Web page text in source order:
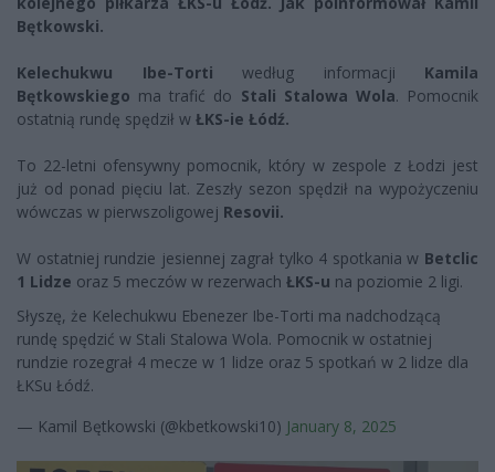
Bętkowski.
Kelechukwu Ibe-Torti według informacji Kamila
Bętkowskiego ma trafić do Stali Stalowa Wola. Pomocnik
ostatnią rundę spędził w ŁKS-ie Łódź.
To 22-letni ofensywny pomocnik, który w zespole z Łodzi jest
już od ponad pięciu lat. Zeszły sezon spędził na wypożyczeniu
wówczas w pierwszoligowej Resovii.
W ostatniej rundzie jesiennej zagrał tylko 4 spotkania w Betclic
1 Lidze oraz 5 meczów w rezerwach ŁKS-u na poziomie 2 ligi.
Słyszę, że Kelechukwu Ebenezer Ibe-Torti ma nadchodzącą
rundę spędzić w Stali Stalowa Wola. Pomocnik w ostatniej
rundzie rozegrał 4 mecze w 1 lidze oraz 5 spotkań w 2 lidze dla
ŁKSu Łódź.
— Kamil Bętkowski (@kbetkowski10) January 8, 2025